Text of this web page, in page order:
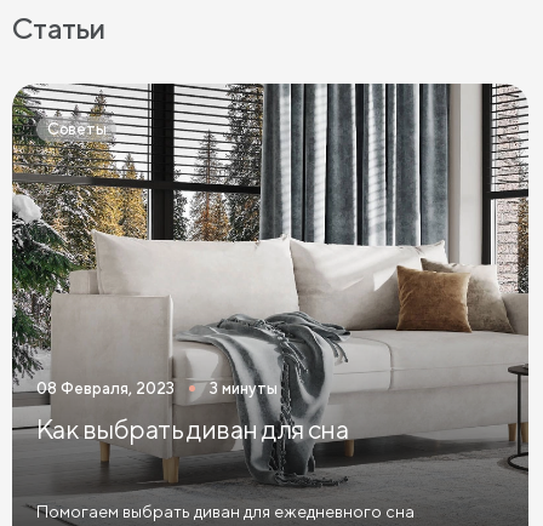
Матрасы 160x200 см Матрасы 180х200 см
Матрасы 200 см шириной Пружинные матрасы
Беспружинные матрасы Мягкие матрасы
Матрасы средней жесткости Жесткие матрасы
Тонкие матрасы Матрасы с независимыми пружинами
Матрасы из латекса Кокосовые матрасы
Матрасы из латекса и кокоса
Матрасы с эффектом памяти Высокие матрасы
Матрасы с 5 зонами жесткости
Статьи
Советы
08 Февраля, 2023 3 минуты
Как выбрать диван для сна
Помогаем выбрать диван для ежедневного сна